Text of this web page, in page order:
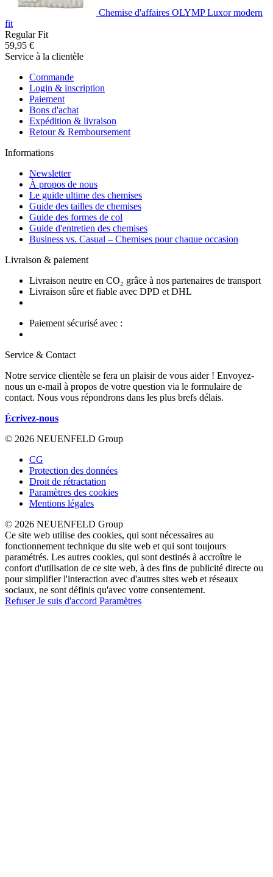
Chemise d'affaires OLYMP Luxor modern
fit
Regular Fit
59,95 €
Service à la clientèle
Commande
Login & inscription
Paiement
Bons d'achat
Expédition & livraison
Retour & Remboursement
Informations
Newsletter
À propos de nous
Le guide ultime des chemises
Guide des tailles de chemises
Guide des formes de col
Guide d'entretien des chemises
Business vs. Casual – Chemises pour chaque occasion
Livraison & paiement
Livraison neutre en CO₂ grâce à nos partenaires de transport
Livraison sûre et fiable avec DPD et DHL
Paiement sécurisé avec :
Service & Contact
Notre service clientèle se fera un plaisir de vous aider ! Envoyez-
nous un e-mail à propos de votre question via le formulaire de
contact. Nous vous répondrons dans les plus brefs délais.
Écrivez-nous
© 2026 NEUENFELD Group
CG
Protection des données
Droit de rétractation
Paramètres des cookies
Mentions légales
© 2026 NEUENFELD Group
Ce site web utilise des cookies, qui sont nécessaires au
fonctionnement technique du site web et qui sont toujours
paramétrés. Les autres cookies, qui sont destinés à accroître le
confort d'utilisation de ce site web, à des fins de publicité directe ou
pour simplifier l'interaction avec d'autres sites web et réseaux
sociaux, ne sont définis qu'avec votre consentement.
RefuserJe suis d'accord Paramètres